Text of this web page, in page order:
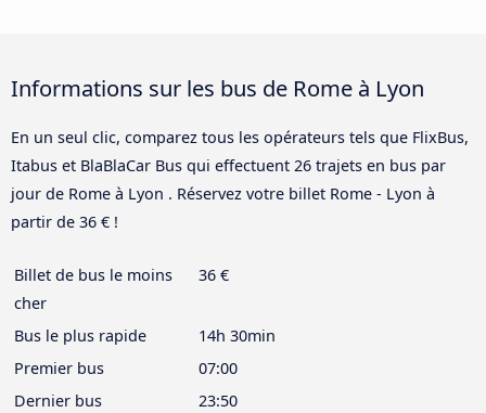
Informations sur les bus de Rome à Lyon
En un seul clic, comparez tous les opérateurs tels que FlixBus,
Itabus et BlaBlaCar Bus qui effectuent 26 trajets en bus par
jour de Rome à Lyon . Réservez votre billet Rome - Lyon à
partir de 36 € !
Billet de bus le moins
cher
36 €
Bus le plus rapide
14h 30min
Premier bus
07:00
Dernier bus
23:50